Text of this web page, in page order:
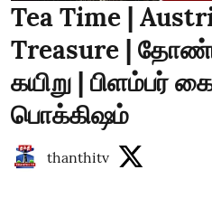
Tea Time |
Treasure |
கயிறு | பிளம்பர்
பொக்கிஷம்
thanthitv